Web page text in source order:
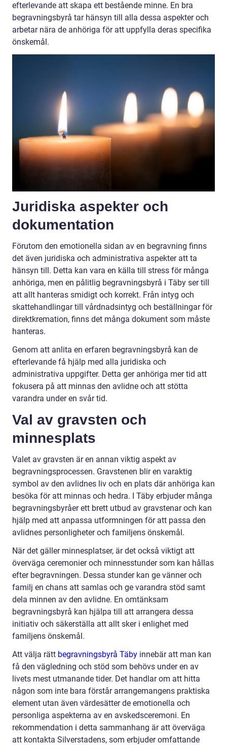
efterlevande att skapa ett bestående minne. En bra
begravningsbyrå tar hänsyn till alla dessa aspekter och
arbetar nära de anhöriga för att uppfylla deras specifika
önskemål.
Juridiska aspekter och
dokumentation
Förutom den emotionella sidan av en begravning finns
det även juridiska och administrativa aspekter att ta
hänsyn till. Detta kan vara en källa till stress för många
anhöriga, men en pålitlig begravningsbyrå i Täby ser till
att allt hanteras smidigt och korrekt. Från intyg och
skattehandlingar till vårdnadsintyg och beställningar för
direktkremation, finns det många dokument som måste
hanteras.
Genom att anlita en erfaren begravningsbyrå kan de
efterlevande få hjälp med alla juridiska och
administrativa uppgifter. Detta ger anhöriga mer tid att
fokusera på att minnas den avlidne och att stötta
varandra under en svår tid.
Val av gravsten och
minnesplats
Valet av gravsten är en annan viktig aspekt av
begravningsprocessen. Gravstenen blir en varaktig
symbol av den avlidnes liv och en plats där anhöriga kan
besöka för att minnas och hedra. I Täby erbjuder många
begravningsbyråer ett brett utbud av gravstenar och kan
hjälp med att anpassa utformningen för att passa den
avlidnes personligheter och familjens önskemål.
När det gäller minnesplatser, är det också viktigt att
överväga ceremonier och minnesstunder som kan hållas
efter begravningen. Dessa stunder kan ge vänner och
familj en chans att samlas och ge varandra stöd samt
dela minnen av den avlidne. En omtänksam
begravningsbyrå kan hjälpa till att arrangera dessa
initiativ och säkerställa att allt sker i enlighet med
familjens önskemål.
Att välja rätt begravningsbyrå Täby innebär att man kan
få den vägledning och stöd som behövs under en av
livets mest utmanande tider. Det handlar om att hitta
någon som inte bara förstår arrangemangens praktiska
element utan även värdesätter de emotionella och
personliga aspekterna av en avskedsceremoni. En
rekommendation i detta sammanhang är att överväga
att kontakta Silverstadens, som erbjuder omfattande